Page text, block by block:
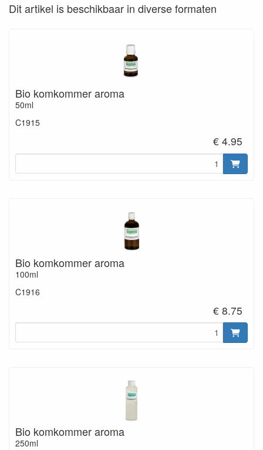
Dit artikel is beschikbaar in diverse formaten
Bio komkommer aroma
50ml
C1915
€ 4.95
Bio komkommer aroma
100ml
C1916
€ 8.75
Bio komkommer aroma
250ml